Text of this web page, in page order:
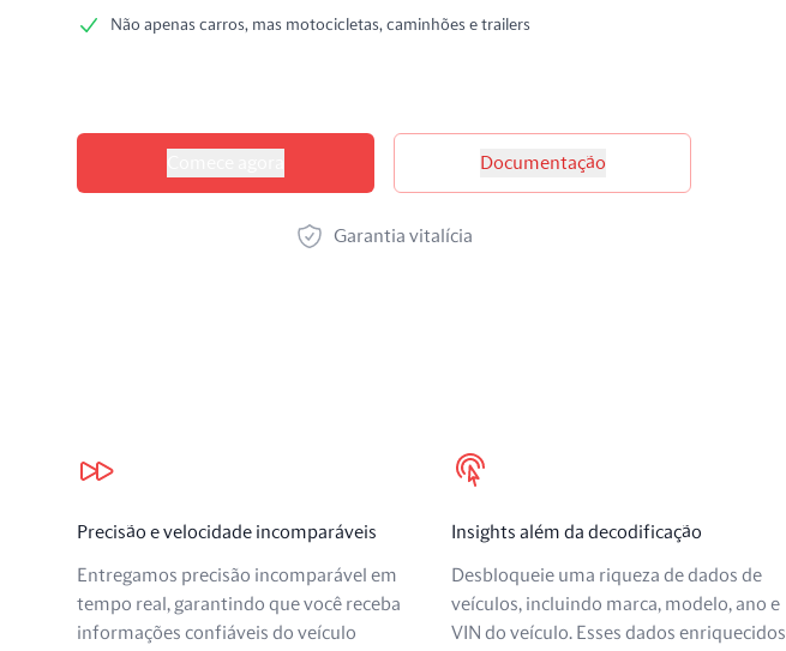
Não apenas carros, mas motocicletas, caminhões e trailers
Opções de produtos
Documentação
Garantia vitalícia
Nossos benefícios
Precisão e velocidade incomparáveis
Entregamos precisão incomparável em
tempo real, garantindo que você receba
informações confiáveis do veículo
Insights além da decodificação
Desbloqueie uma riqueza de dados de
veículos, incluindo marca, modelo, ano e
VIN do veículo. Esses dados enriquecidos